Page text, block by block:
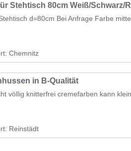
Stehtisch 80cm Weiß/Schwarz/
d=80cm Bei Anfrage Farbe
Chemnitz
in B-Qualität
völlig knitterfrei cremefarben kann
Reinstädt